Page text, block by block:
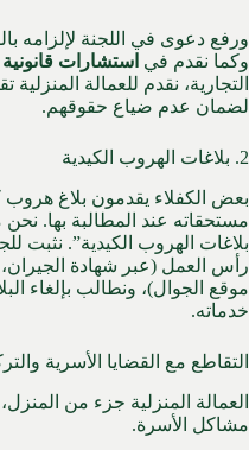
ورفع دعوى في اللجنة لإلزامه
وكما نقدم في استشارات
التجارية، نقدم للعمالة المنزلية
لضمان عدم ضياع حقوقهم.
2. بلاغات الهروب الكيدية
بعض الكفلاء يقدمون بلاغ هروب
مستحقاته عند المطالبة بها.
بلاغات الهروب الكيدية”. نثبت
رأس العمل (عبر شهادة الجيران،
موقع الجوال)، ونطالب بإلغاء
خدماته.
التقاطع مع القضايا الأسرية
العمالة المنزلية جزء من
مشاكل الأسرة.